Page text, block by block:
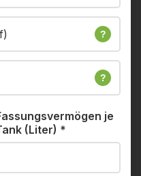
?
?
je
(Liter) *